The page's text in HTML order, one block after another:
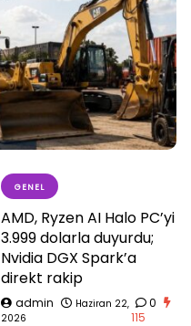
GENEL
AMD, Ryzen AI Halo PC’yi
3.999 dolarla duyurdu;
Nvidia DGX Spark’a
direkt rakip
admin
Haziran 22,
2026
0
115